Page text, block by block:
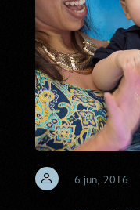
6 jun, 2016